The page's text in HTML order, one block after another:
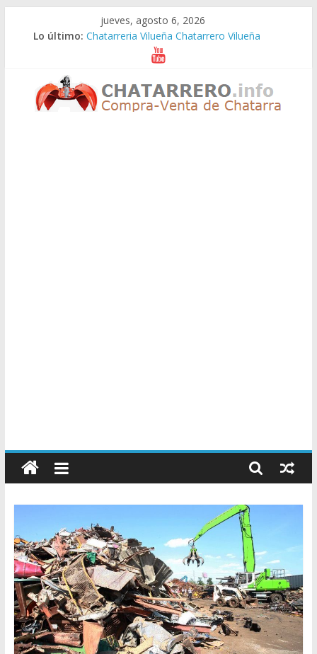
jueves, agosto 6, 2026
Lo último: Chatarreria Vilueña Chatarrero Vilueña
Chatarreria Zuera Chatarrero Zuera
Chatarreria Zaragoza Chatarrero Zaragoza
Chatarreria Zaida Chatarrero Zaida
Chatarreria Vistabella Chatarrero Vistabella
Chatarreros
–
Precio
de
Chatarra
Directorio